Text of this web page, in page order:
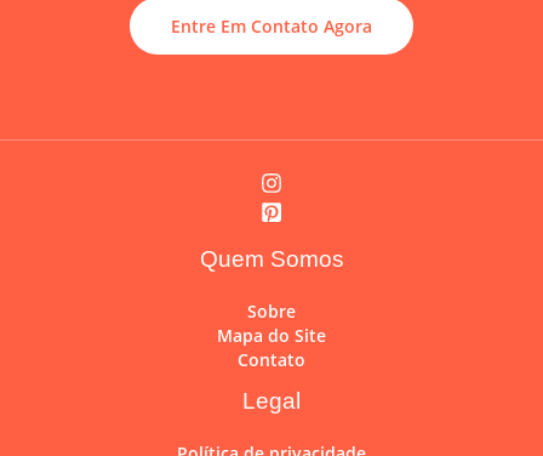
Entre Em Contato Agora
Quem Somos
Sobre
Mapa do Site
Contato
Legal